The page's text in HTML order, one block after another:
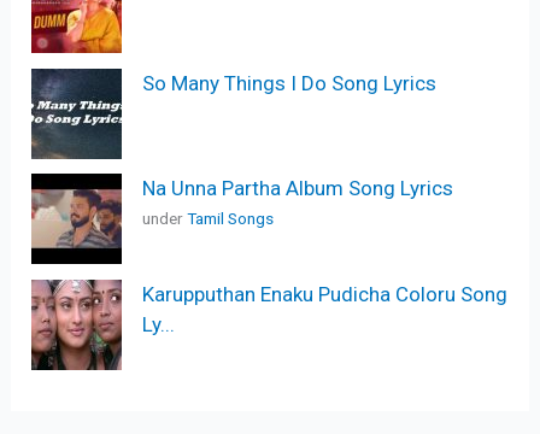
So Many Things I Do Song Lyrics
Na Unna Partha Album Song Lyrics
underTamil Songs
Karupputhan Enaku Pudicha Coloru Song
Ly...